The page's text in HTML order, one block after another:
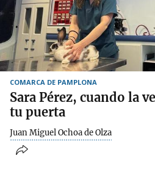
COMARCA DE PAMPLONA
Sara Pérez, cuando la
tu puerta
Juan Miguel Ochoa de Olza